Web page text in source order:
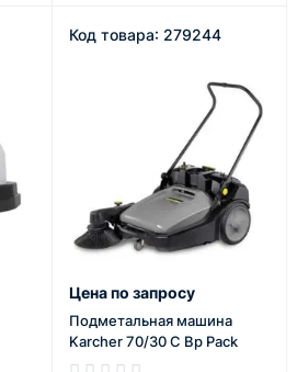
Код товара: 279244
Цена по запросу
Подметальная машина
Karcher 70/30 C Bp Pack